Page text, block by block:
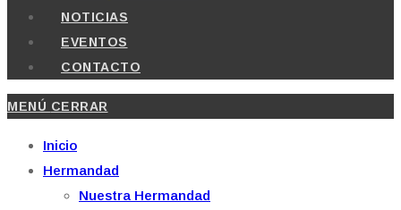
NOTICIAS
EVENTOS
CONTACTO
MENÚ CERRAR
Inicio
Hermandad
Nuestra Hermandad